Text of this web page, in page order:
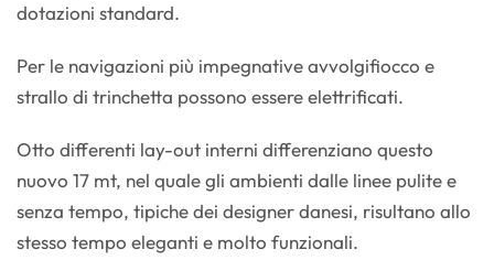
dotazioni standard.
Per le navigazioni più impegnative avvolgifiocco e
strallo di trinchetta possono essere elettrificati.
Otto differenti lay-out interni differenziano questo
nuovo 17 mt, nel quale gli ambienti dalle linee pulite e
senza tempo, tipiche dei designer danesi, risultano allo
stesso tempo eleganti e molto funzionali.